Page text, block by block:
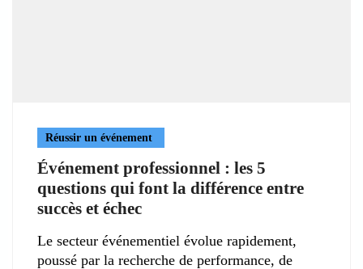
Réussir un événement
Événement professionnel : les 5
questions qui font la différence entre
succès et échec
Le secteur événementiel évolue rapidement,
poussé par la recherche de performance, de